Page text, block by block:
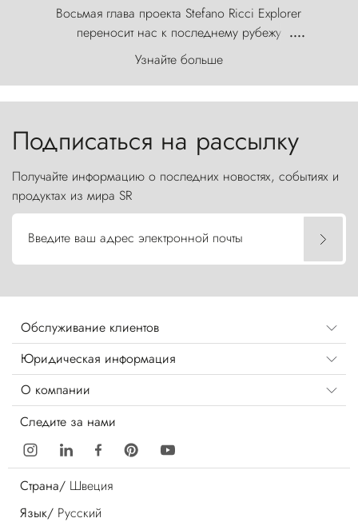
Восьмая глава проекта Stefano Ricci Explorer
переносит нас к последнему рубежу
первозданного мира, где ветер с
первобытной яростью ваяет ландшафт, а пики
Торрес-дель-Пайне, словно каменные стражи,
....
Узнайте больше
Подписаться на рассылку
Получайте информацию о последних новостях, событиях и
продуктах из мира SR
Введите ваш адрес электронной почты
Обслуживание клиентов
Юридическая информация
О компании
Следите за нами
Страна/ Швеция
Язык/ Русский